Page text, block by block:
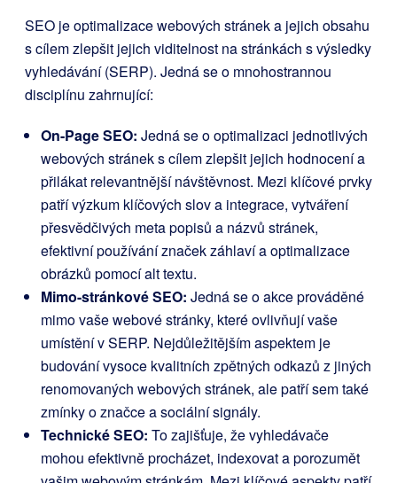
SEO je optimalizace webových stránek a jejich obsahu
s cílem zlepšit jejich viditelnost na stránkách s výsledky
vyhledávání (SERP). Jedná se o mnohostrannou
disciplínu zahrnující:
On-Page SEO: Jedná se o optimalizaci jednotlivých
webových stránek s cílem zlepšit jejich hodnocení a
přilákat relevantnější návštěvnost. Mezi klíčové prvky
patří výzkum klíčových slov a integrace, vytváření
přesvědčivých meta popisů a názvů stránek,
efektivní používání značek záhlaví a optimalizace
obrázků pomocí alt textu.
Mimo-stránkové SEO: Jedná se o akce prováděné
mimo vaše webové stránky, které ovlivňují vaše
umístění v SERP. Nejdůležitějším aspektem je
budování vysoce kvalitních zpětných odkazů z jiných
renomovaných webových stránek, ale patří sem také
zmínky o značce a sociální signály.
Technické SEO: To zajišťuje, že vyhledávače
mohou efektivně procházet, indexovat a porozumět